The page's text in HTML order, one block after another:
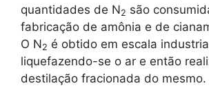
quantidades de N2 são
fabricação de amônia e de
O N2 é obtido em escala
liquefazendo-se o ar e então
destilação fracionada do mesmo.